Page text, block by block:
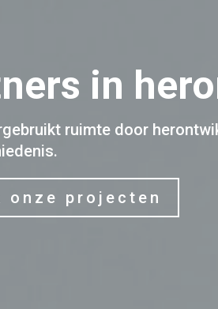
in
ruimte door
onze projecten